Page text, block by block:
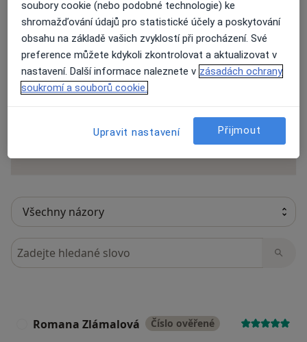
26 názorů
Specialisté nemají možnost zaplatit za
odstranění nebo změnu recenze pacienta.
Další informace o názorech
Hledejte v názorech
Romana Zlámalová Číslo ověřené
soubory cookie (nebo podobné technologie) ke
shromažďování údajů pro statistické účely a poskytování
obsahu na základě vašich zvyklostí při procházení. Své
preference můžete kdykoli zkontrolovat a aktualizovat v
nastavení. Další informace naleznete v zásadách ochrany
soukromí a souborů cookie.
Upravit nastavení Přijmout